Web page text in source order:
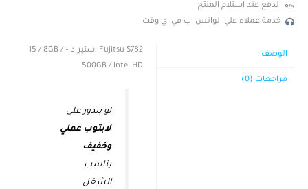
الدفع عند استلام المنتج
خدمة عملاء علي الواتس اب في اي وقت
الوصف
مراجعات (0)
Fujitsu S782 استيراد – i5 / 8GB /
500GB / Intel HD
لو بتدور على
لابتوب عملي
وخفيف
يناسب
الشغل